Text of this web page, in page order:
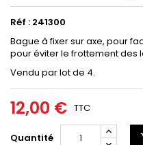
Réf : 241300
Bague à fixer sur axe, pour
pour éviter le frottement des
Vendu par lot de 4.
12,00 € TTC
Quantité